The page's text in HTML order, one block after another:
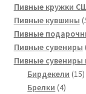
Пивные кружки
Пивные кувшины
Пивные
Пивные сувениры
Пивные сувениры
Бирдекели 1515
Брелки 44